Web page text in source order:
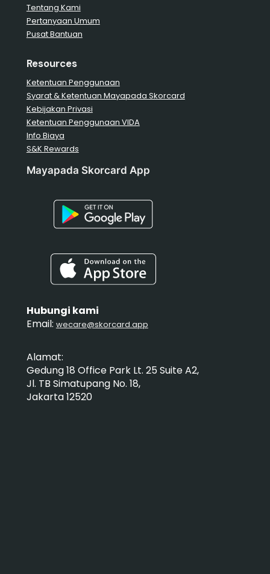
Tentang Kami
Pertanyaan Umum
Pusat Bantuan
Resources
Ketentuan Penggunaan
Syarat & Ketentuan Mayapada Skorcard
Kebijakan Privasi
Ketentuan Penggunaan VIDA
Info Biaya
S&K Rewards
Mayapada Skorcard App
Hubungi kami
Email: wecare@skorcard.app
Alamat:
Gedung 18 Office Park Lt. 25 Suite A2,
Jl. TB Simatupang No. 18,
Jakarta 12520